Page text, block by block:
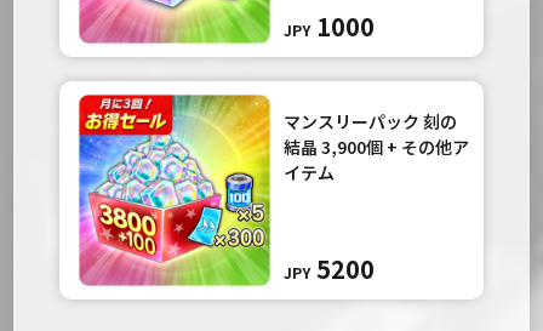
JPY 1000
マンスリーパック 刻の
結晶 3,900個 + その他ア
イテム
JPY 5200